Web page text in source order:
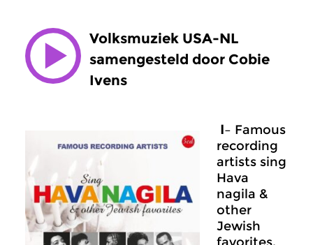
Volksmuziek USA-NL
samengesteld door Cobie
Ivens
I– Famous
recording
artists sing
Hava
nagila &
other
Jewish